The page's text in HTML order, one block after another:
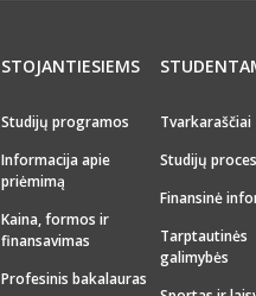
STOJANTIESIEMS
Studijų programos
Informacija apie
priėmimą
Kaina, formos ir
finansavimas
Profesinis bakalauras
Tvarkaraščiai
Studijų
Finansinė
Tarptautinės
galimybės